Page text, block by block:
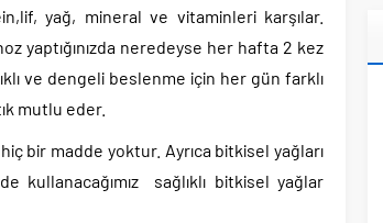
yağ, mineral ve vitaminleri karşılar.
yaptığınızda neredeyse her hafta 2 kez
ve dengeli beslenme için her gün farklı
mutlu eder.
bir madde yoktur. Ayrıca bitkisel yağları
kullanacağımız sağlıklı bitkisel yağlar